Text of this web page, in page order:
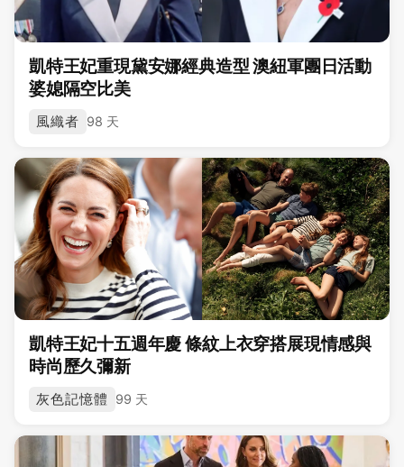
凱特王妃重現黛安娜經典造型 澳紐軍團日活動
婆媳隔空比美
風織者 98 天
凱特王妃十五週年慶 條紋上衣穿搭展現情感與
時尚歷久彌新
灰色記憶體 99 天